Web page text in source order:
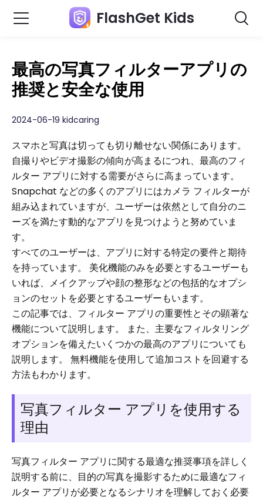
FlashGet Kids
最高の写真フィルターアプリの
推奨と安全な使用
2024-06-19 kidcaring
スマホと写真は切っても切り離せない関係にあります。
自撮りやビデオ撮影の傾向が高まるにつれ、最高のフィ
ルター アプリに対する需要がさらに高まっています。
Snapchat などの多くのアプリにはカメラ フィルターが
組み込まれていますが、ユーザーは依然として自分のニ
ーズを満たす動的なアプリを見つけようと努めていま
す。
すべてのユーザーは、アプリに対する特定の要件と期待
を持っています。 美化機能のみを必要とするユーザーも
いれば、メイクアップや顔の整形などの包括的なオプシ
ョンのセットを必要とするユーザーもいます。
この記事では、フィルター アプリの重要性とその顕著な
機能について説明します。 また、主要なフィルタリング
オプションを備えたいくつかの最高のアプリについても
説明します。 無料機能を使用して追加コストを回避する
方法もわかります。
写真フィルター アプリを使用する
理由
写真フィルター アプリに関する最適な推奨事項を詳しく
説明する前に、目的の写真を撮影するために最適なフィ
ルター アプリが必要となるシナリオを理解しておく必要